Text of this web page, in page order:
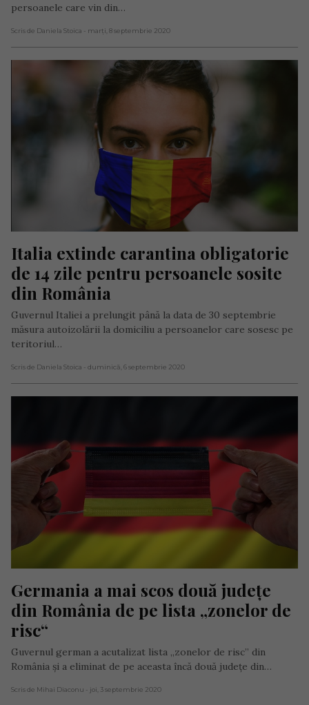
persoanele care vin din…
Scris de Daniela Stoica - marți, 8 septembrie 2020
Italia extinde carantina obligatorie
de 14 zile pentru persoanele sosite
din România
Guvernul Italiei a prelungit până la data de 30 septembrie
măsura autoizolării la domiciliu a persoanelor care sosesc pe
teritoriul…
Scris de Daniela Stoica - duminică, 6 septembrie 2020
Germania a mai scos două județe
din România de pe lista „zonelor de
risc“
Guvernul german a acutalizat lista „zonelor de risc” din
România și a eliminat de pe aceasta încă două județe din…
Scris de Mihai Diaconu - joi, 3 septembrie 2020